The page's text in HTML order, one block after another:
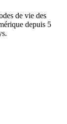
de vie des
depuis 5